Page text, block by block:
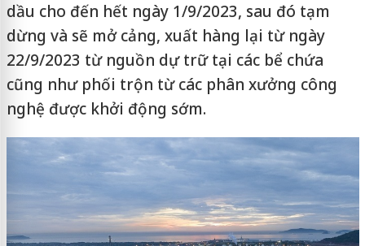
dầu cho đến hết ngày 1/9/2023, sau đó tạm
dừng và sẽ mở cảng, xuất hàng lại từ ngày
22/9/2023 từ nguồn dự trữ tại các bể chứa
cũng như phối trộn từ các phân xưởng công
nghệ được khởi động sớm.